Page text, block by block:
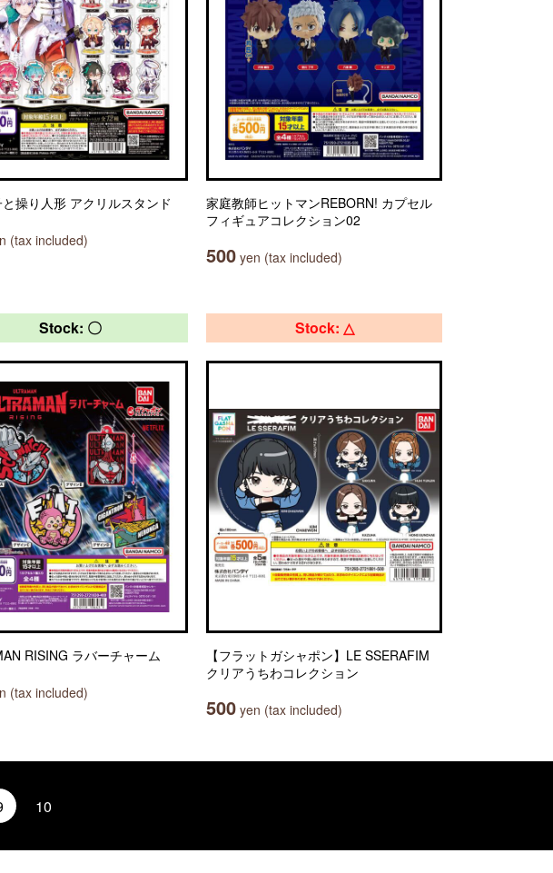
操り人形 アクリルスタンド
(tax included)
家庭教師ヒットマンREBORN! カプセル
フィギュアコレクション02
500 yen (tax included)
Stock: 〇
RISING ラバーチャーム
(tax included)
Stock: △
【フラットガシャポン】LE SSERAFIM
クリアうちわコレクション
500 yen (tax included)
10